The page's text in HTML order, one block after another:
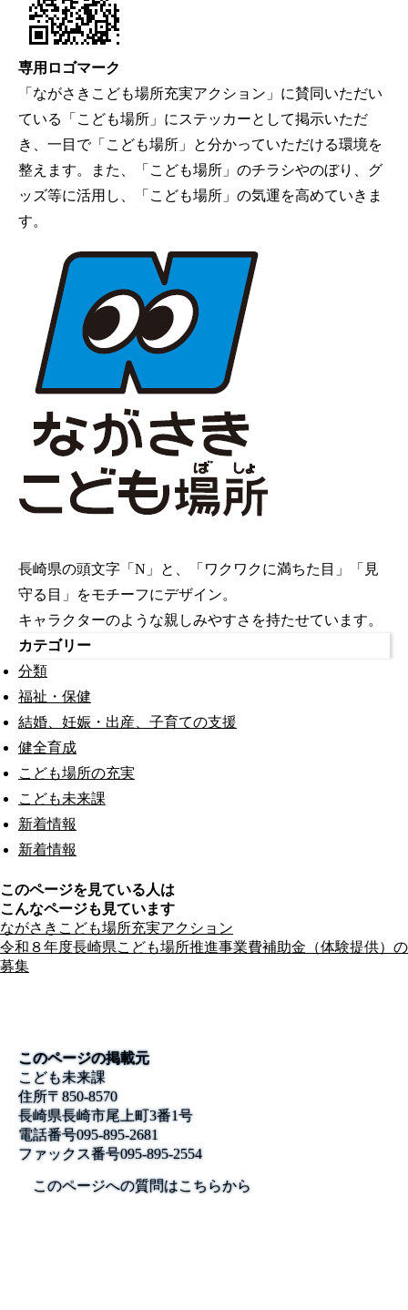
専用ロゴマーク
「ながさきこども場所充実アクション」に賛同いただい
ている「こども場所」にステッカーとして掲示いただ
き、一目で「こども場所」と分かっていただける環境を
整えます。また、「こども場所」のチラシやのぼり、グ
ッズ等に活用し、「こども場所」の気運を高めていきま
す。
長崎県の頭文字「N」と、「ワクワクに満ちた目」「見
守る目」をモチーフにデザイン。
キャラクターのような親しみやすさを持たせています。
カテゴリー
分類
福祉・保健
結婚、妊娠・出産、子育ての支援
健全育成
こども場所の充実
こども未来課
新着情報
新着情報
このページを見ている人は
こんなページも見ています
ながさきこども場所充実アクション
令和８年度長崎県こども場所推進事業費補助金（体験提供）の
募集
このページの掲載元
こども未来課
住所〒850-8570
長崎県長崎市尾上町3番1号
電話番号095-895-2681
ファックス番号095-895-2554
このページへの質問はこちらから